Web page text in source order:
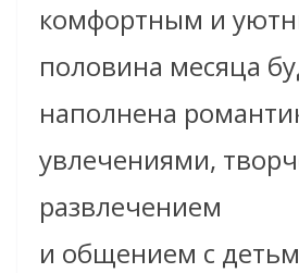
комфортным и
половина месяца
наполнена
увлечениями,
развлечением
и общением с